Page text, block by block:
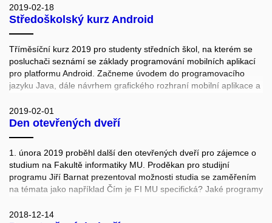
hanojskými kotouči a hned několikrát si zažili deja vu při zašívání
časoprostorové trhliny. Dovednosti získané během šesti
Fakultu informatiky od základů poté, co kvůli časovému paradoxu
nevznikla. Seminář připravil Spolek přátel severské zvěře ve
spolupráci s laboratořemi HCI, SITOLA, EmLab, CRoCS, KYPO a
Adaptive Learning group.
2019-02-18
Středoškolský kurz Android
Tříměsíční kurz 2019 pro studenty středních škol, na kterém se
posluchači seznámí se základy programování mobilních aplikací
pro platformu Android. Začneme úvodem do programovacího
jazyku Java, dále návrhem grafického rozhraní mobilní aplikace a
přizpůsobit vlastním očekáváním.
2019-02-01
Den otevřených dveří
1. února 2019 proběhl další den otevřených dveří pro zájemce o
studium na Fakultě informatiky MU. Proděkan pro studijní
programu Jiří Barnat prezentoval možnosti studia se zaměřením
na témata jako například Čím je FI MU specifická? Jaké programy
studia pozor? Jak podat přihlášku? Jaké jsou možnosti
2018-12-14